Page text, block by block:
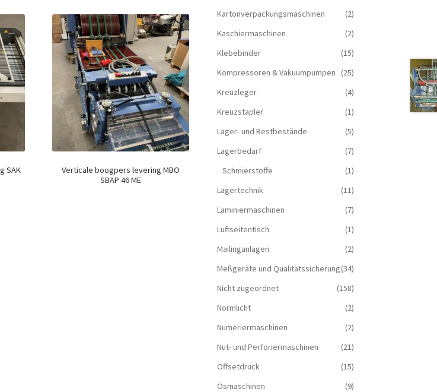
SAK
Verticale boogpers levering MBO
SBAP 46 ME
Kartonverpackungsmaschinen
(2)
Kaschiermaschinen
(2)
Klebebinder
(15)
Kompressoren & Vakuum­pumpen
(25)
Kreuzleger
(4)
Kreuzstapler
(1)
Lager- und Restbestände
(5)
Lagerbedarf
(7)
Schmierstoffe
(1)
Lagertechnik
(11)
Laminiermaschinen
(7)
Luftseitentisch
(1)
Mailinganlagen
(2)
Meßgeräte und Qualitätssicherung(34)
Nicht zugeordnet
(158)
Normlicht
(2)
Numeriermaschinen
(2)
Nut- und Perforiermaschinen
(21)
Offsetdruck
(15)
Ösmaschinen
(9)